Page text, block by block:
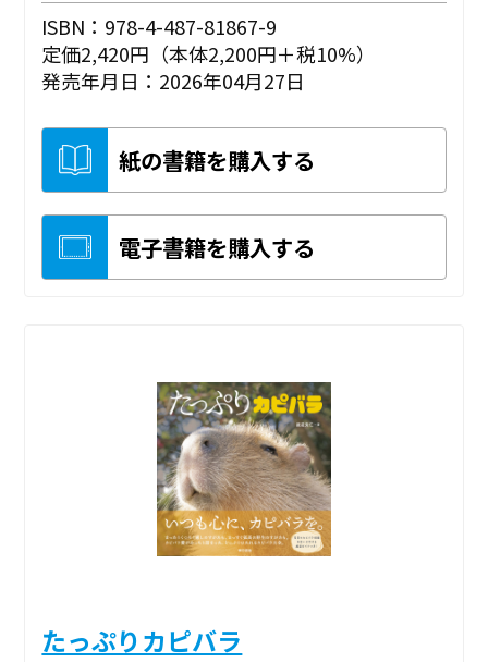
ISBN：978-4-487-81867-9
定価2,420円（本体2,200円＋税10%）
発売年月日：2026年04月27日
紙の書籍を購入する
電子書籍を購入する
たっぷりカピバラ